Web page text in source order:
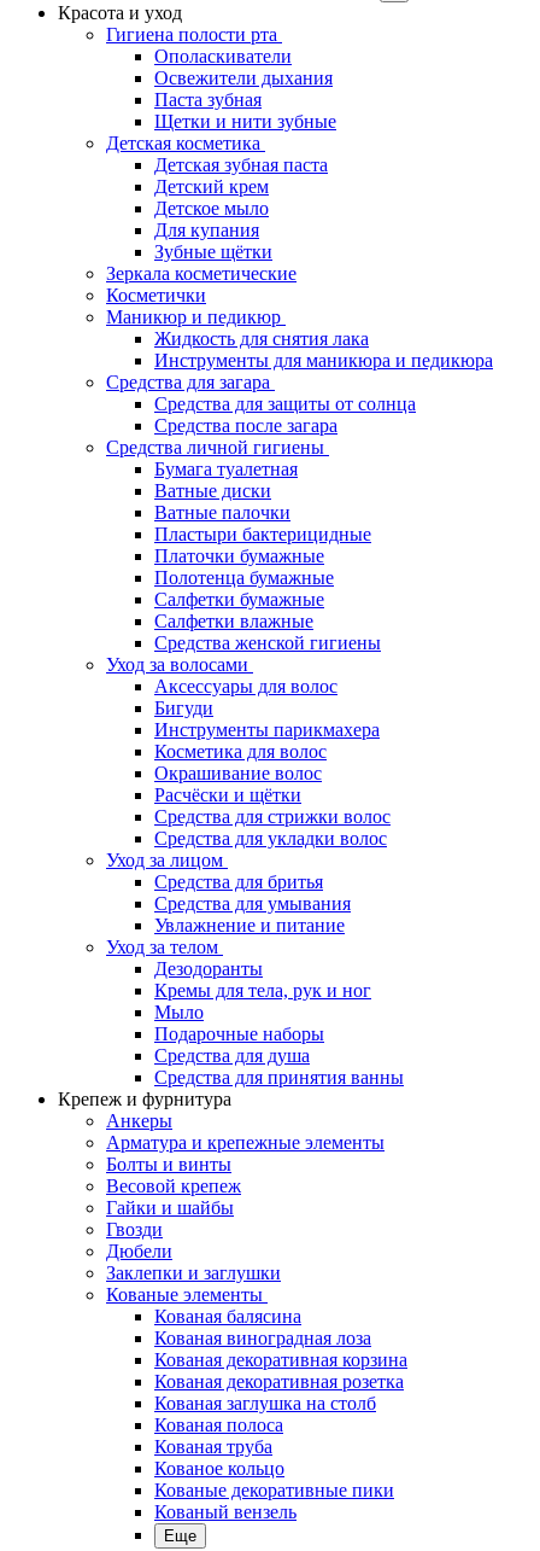
Красота и уход
Гигиена полости рта
Ополаскиватели
Освежители дыхания
Паста зубная
Щетки и нити зубные
Детская косметика
Детская зубная паста
Детский крем
Детское мыло
Для купания
Зубные щётки
Зеркала косметические
Косметички
Маникюр и педикюр
Жидкость для снятия лака
Инструменты для маникюра и педикюра
Средства для загара
Средства для защиты от солнца
Средства после загара
Средства личной гигиены
Бумага туалетная
Ватные диски
Ватные палочки
Пластыри бактерицидные
Платочки бумажные
Полотенца бумажные
Салфетки бумажные
Салфетки влажные
Средства женской гигиены
Уход за волосами
Аксессуары для волос
Бигуди
Инструменты парикмахера
Косметика для волос
Окрашивание волос
Расчёски и щётки
Средства для стрижки волос
Средства для укладки волос
Уход за лицом
Средства для бритья
Средства для умывания
Увлажнение и питание
Уход за телом
Дезодоранты
Кремы для тела, рук и ног
Мыло
Подарочные наборы
Средства для душа
Средства для принятия ванны
Крепеж и фурнитура
Анкеры
Арматура и крепежные элементы
Болты и винты
Весовой крепеж
Гайки и шайбы
Гвозди
Дюбели
Заклепки и заглушки
Кованые элементы
Кованая балясина
Кованая виноградная лоза
Кованая декоративная корзина
Кованая декоративная розетка
Кованая заглушка на столб
Кованая полоса
Кованая труба
Кованое кольцо
Кованые декоративные пики
Кованый вензель
Еще